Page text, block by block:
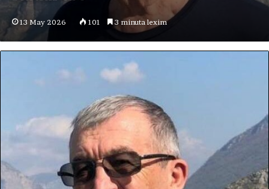
13 May 2026 101 3 minuta lexim